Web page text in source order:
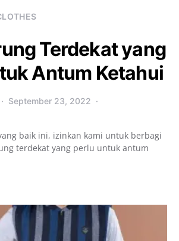
Terdekat yang
Antum Ketahui
September 23, 2022
baik ini, izinkan kami untuk berbagi
terdekat yang perlu untuk antum